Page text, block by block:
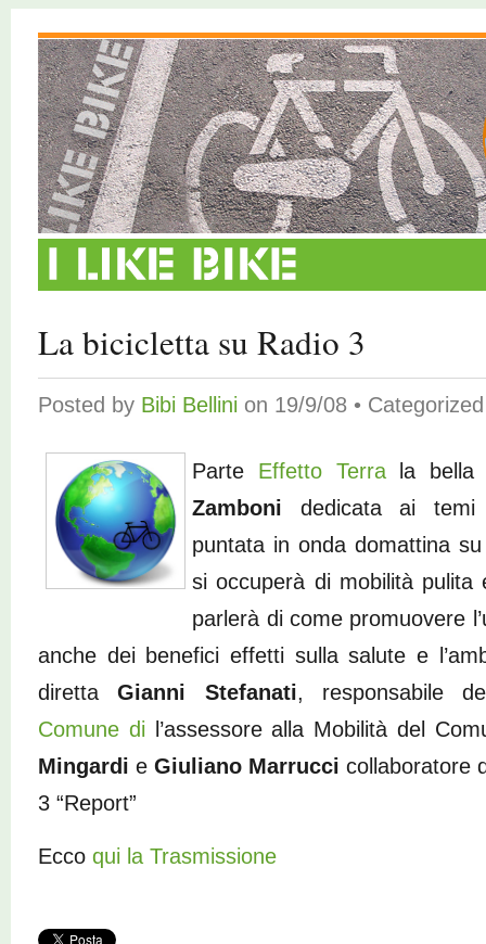
La bicicletta su Radio 3
Posted by Bibi Bellini on 19/9/08 •
Parte Effetto Terrala bella
Zamboni dedicata ai temi
puntata in onda domattina
si occuperà di mobilità pulita
parlerà di come promuovere
anche dei benefici effetti sulla salute e
direttaGianni Stefanati, responsabile
Comune di l’assessore alla Mobilità del
Mingardi e Giuliano Marrucci collaboratore
3 “Report”
Ecco qui la Trasmissione